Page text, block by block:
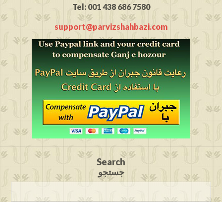
Tel: 001 438 686 7580
support@parvizshahbazi.com
Search
جستجو